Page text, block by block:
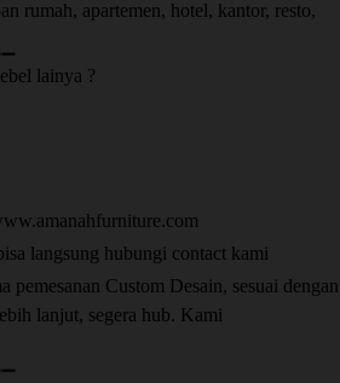
rumah, apartemen, hotel, kantor, resto,
lainya ?
langsung hubungi contact kami
Custom Desain, sesuai dengan
lanjut, segera hub. Kami